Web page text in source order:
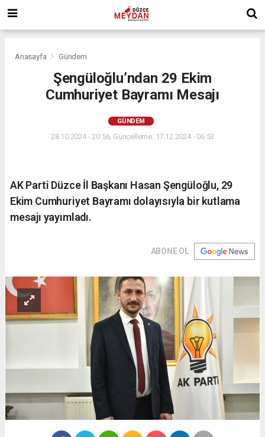
Anasayfa Gündem
Şengüloğlu’ndan 29 Ekim
Cumhuriyet Bayramı Mesajı
GÜNDEM
28.10.2024 - 20:56, Güncelleme: 17.12.2024 - 06:53
AK Parti Düzce İl Başkanı Hasan Şengüloğlu, 29
Ekim Cumhuriyet Bayramı dolayısıyla bir kutlama
mesajı yayımladı.
ABONE OL